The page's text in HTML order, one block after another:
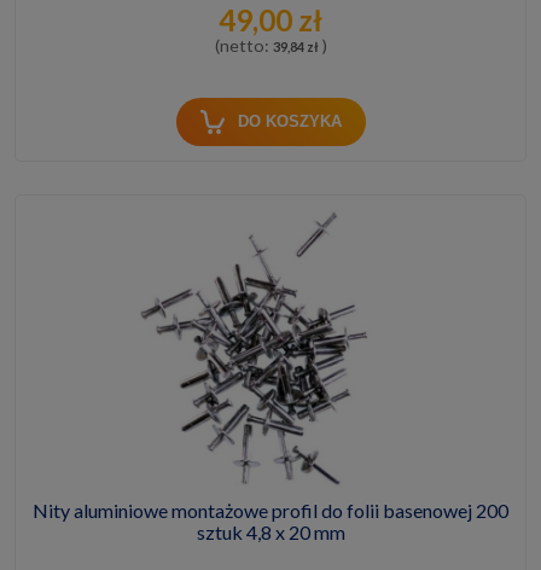
49,00 zł
(netto: 39,84 zł )
DO KOSZYKA
Nity aluminiowe montażowe profil do folii basenowej 200
sztuk 4,8 x 20 mm